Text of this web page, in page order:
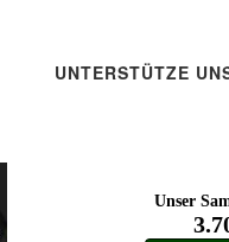
UNTERSTÜTZE